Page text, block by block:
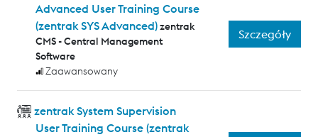
Advanced User Training Course
(zentrak SYS Advanced)zentrak
CMS - Central Management
Software
Zaawansowany
Szczegóły
zentrak System Supervision
User Training Course (zentrak